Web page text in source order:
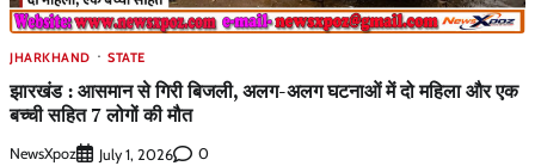
JHARKHAND STATE
झारखंड : आसमान से गिरी बिजली, अलग-अलग घटनाओं में दो महिला और एक
बच्ची सहित 7 लोगों की मौत
NewsXpoz July 1, 2026 0